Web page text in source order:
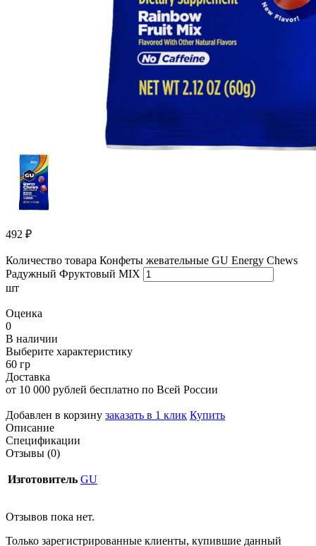
492 ₽
Количество товара Конфеты жевательные GU Energy Chews
Радужный Фруктовый MIX
шт
Оценка
0
В наличии
Выберите характеристику
60 гр
Доставка
от 10 000 рублей бесплатно по Всей России
Добавлен в корзину заказать в 1 клик Купить
Описание
Спецификации
Отзывы (0)
Изготовитель GU
Отзывов пока нет.
Только зарегистрированные клиенты, купившие данный